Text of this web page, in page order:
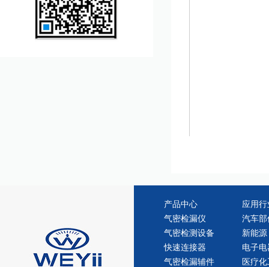
产品中心
气密检漏仪
气密检测设备
快速连接器
气密检漏辅件
应用行
汽车部
新能源
电子电
医疗